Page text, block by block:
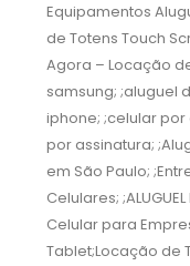
Equipamentos
de Totens Touch
Agora – Locação
samsung; ;aluguel
iphone; ;celular
por assinatura;
em São Paulo;
Celulares;
Celular para
Tablet;Locação de